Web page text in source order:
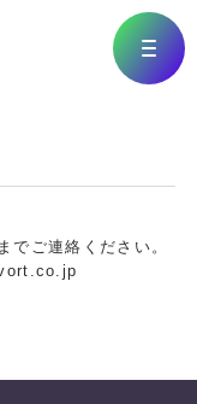
でご連絡ください。